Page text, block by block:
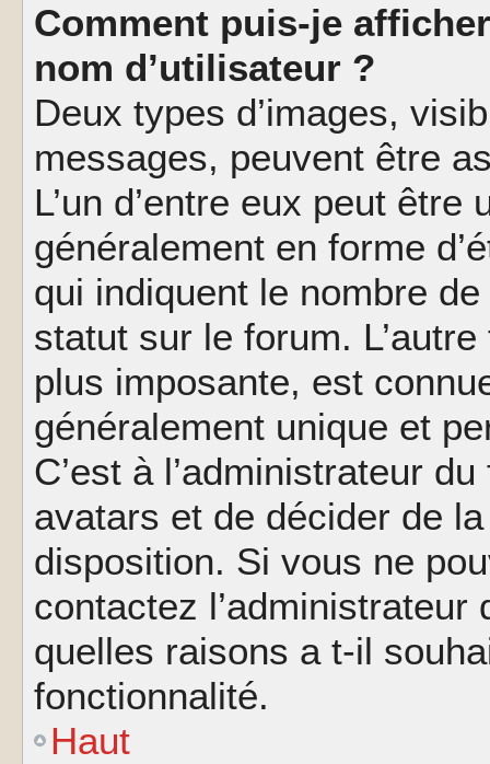
Comment puis-je
nom d’utilisateur ?
Deux types d’images,
messages, peuvent être
L’un d’entre eux peut
généralement en forme
qui indiquent le nombre
statut sur le forum.
plus imposante, est
généralement unique et
C’est à l’administrateur
avatars et de décider de
disposition. Si vous ne
contactez
quelles raisons a t-il
fonctionnalité.
Haut